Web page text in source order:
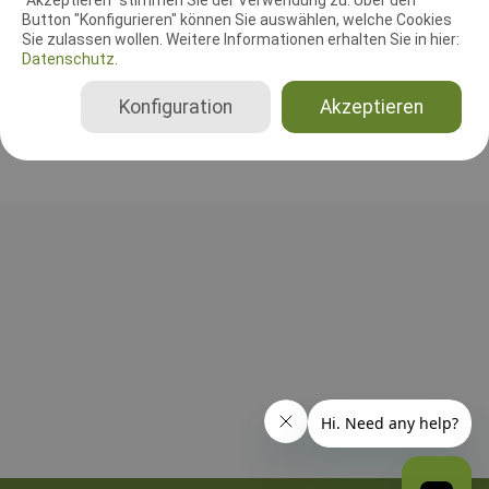
Button "Konfigurieren" können Sie auswählen, welche Cookies
Sie zulassen wollen. Weitere Informationen erhalten Sie in hier:
Datenschutz.
Akzeptieren
Konfiguration
Silke Heemann
Deutschland